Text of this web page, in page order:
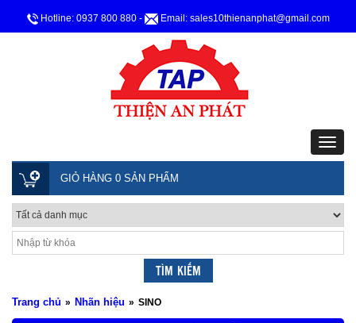
Hotline: 0937 800 880 - Email: sales10thienanphat@gmail.com
GIỎ HÀNG 0 SẢN PHẨM
Trang chủ » Nhãn hiệu » SINO